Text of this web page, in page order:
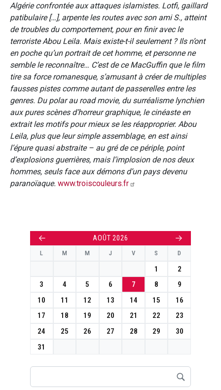
Algérie confrontée aux attaques islamistes. Lotfi, gaillard
patibulaire […], arpente les routes avec son ami S., atteint
de troubles du comportement, pour en finir avec le
terroriste Abou Leila. Mais existe-t-il seulement ? Ils n’ont
en poche qu’un portrait de cet homme, et personne ne
semble le reconnaître… C’est de ce MacGuffin que le film
tire sa force romanesque, s’amusant à créer de multiples
fausses pistes comme autant de passerelles entre les
genres. Du polar au road movie, du surréalisme lynchien
aux pures scènes d’horreur graphique, le cinéaste en
extrait les motifs pour mieux se les réapproprier. Abou
Leila, plus que leur simple assemblage, en est ainsi
l’épure quasi abstraite – au gré de ce périple, point
d’explosions guerrières, mais l’implosion de nos deux
hommes, seuls face aux démons d’un pays devenu
paranoïaque. www.troiscouleurs.fr
← AOÛT 2026 →
L M M J V S D
1
2
3
4 5 6 7 8
9
10
11 12 13 14 15
16
17
18 19 20 21 22
23
24
25 26 27 28 29
30
31